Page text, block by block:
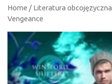
Home / Literatura obcojęzyczna
Vengeance